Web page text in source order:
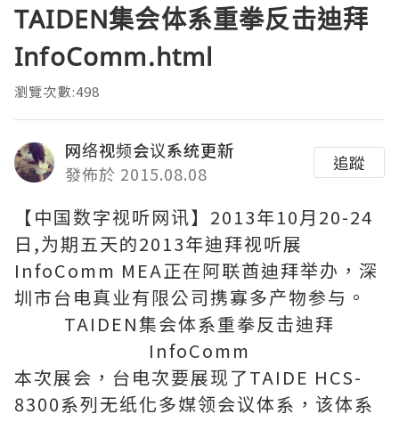
TAIDEN集会体系重拳反击迪拜
InfoComm.html
瀏覽次數:498
网络视频会议系统更新
發佈於 2015.08.08
追蹤
【中国数字视听网讯】2013年10月20-24
日,为期五天的2013年迪拜视听展
InfoComm MEA正在阿联酋迪拜举办，深
圳市台电真业有限公司携寡多产物参与。
TAIDEN集会体系重拳反击迪拜
InfoComm
本次展会，台电次要展现了TAIDE HCS-
8300系列无纸化多媒领会议体系，该体系